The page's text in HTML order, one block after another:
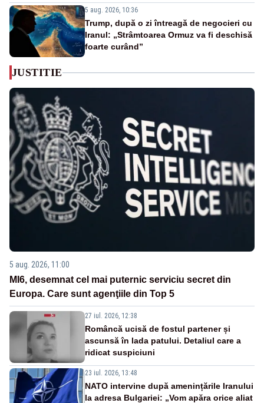
5 aug. 2026, 10:36
Trump, după o zi întreagă de negocieri cu
Iranul: „Strâmtoarea Ormuz va fi deschisă
foarte curând”
JUSTITIE
5 aug. 2026, 11:00
MI6, desemnat cel mai puternic serviciu secret din
Europa. Care sunt agenţiile din Top 5
27 iul. 2026, 12:38
Româncă ucisă de fostul partener și
ascunsă în lada patului. Detaliul care a
ridicat suspiciuni
23 iul. 2026, 13:48
NATO intervine după amenințările Iranului
la adresa Bulgariei: „Vom apăra orice aliat